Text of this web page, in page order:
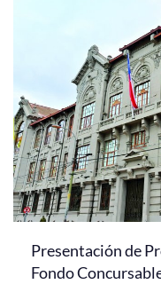
Presentación de
Fondo